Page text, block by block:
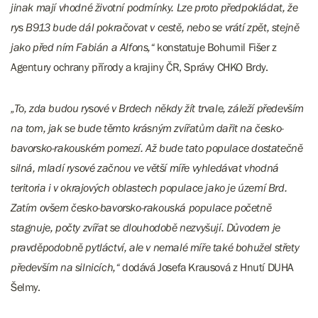
jinak mají vhodné životní podmínky. Lze proto předpokládat, že
rys B913 bude dál pokračovat v cestě, nebo se vrátí zpět, stejně
jako před ním Fabián a Alfons,“konstatuje Bohumil Fišer z
Agentury ochrany přírody a krajiny ČR, Správy CHKO Brdy.
„To, zda budou rysové v Brdech někdy žít trvale, záleží především
na tom, jak se bude těmto krásným zvířatům dařit na česko-
bavorsko-rakouském pomezí. Až bude tato populace dostatečně
silná, mladí rysové začnou ve větší míře vyhledávat vhodná
teritoria i v okrajových oblastech populace jako je území Brd.
Zatím ovšem česko-bavorsko-rakouská populace početně
stagnuje, počty zvířat se dlouhodobě nezvyšují. Důvodem je
pravděpodobně pytláctví, ale v nemalé míře také bohužel střety
především na silnicích,“dodává Josefa Krausová z Hnutí DUHA
Šelmy.